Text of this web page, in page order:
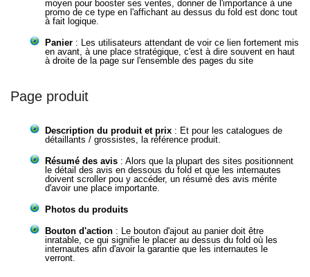
moyen pour booster ses ventes, donner de l'importance à une
promo de ce type en l'affichant au dessus du fold est donc tout
à fait logique.
Panier : Les utilisateurs attendant de voir ce lien fortement mis
en avant, à une place stratégique, c'est à dire souvent en haut
à droite de la page sur l'ensemble des pages du site
Page produit
Description du produit et prix : Et pour les catalogues de
détaillants / grossistes, la référence produit.
Résumé des avis : Alors que la plupart des sites positionnent
le détail des avis en dessous du fold et que les internautes
doivent scroller pou y accéder, un résumé des avis mérite
d'avoir une place importante.
Photos du produits
Bouton d'action : Le bouton d'ajout au panier doit être
inratable, ce qui signifie le placer au dessus du fold où les
internautes afin d'avoir la garantie que les internautes le
verront.